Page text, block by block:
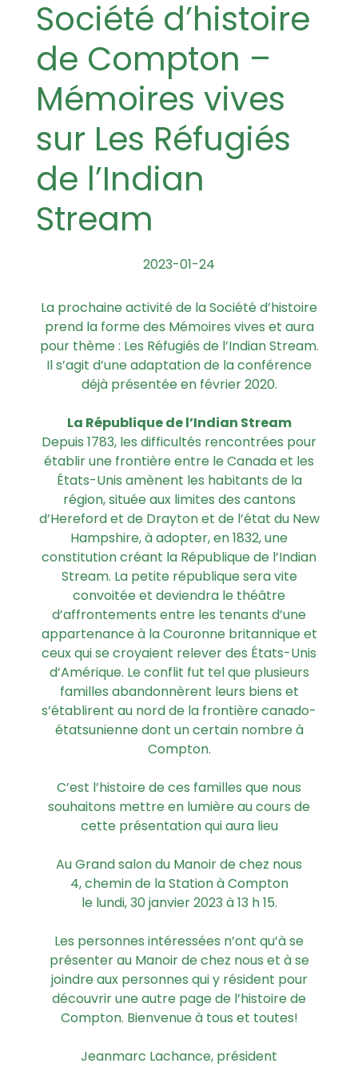
Société d’histoire
de Compton –
Mémoires vives
sur Les Réfugiés
de l’Indian
Stream
2023-01-24
La prochaine activité de la Société d’histoire
prend la forme des Mémoires vives et aura
pour thème : Les Réfugiés de l’Indian Stream.
Il s’agit d’une adaptation de la conférence
déjà présentée en février 2020.
La République de l’Indian Stream
Depuis 1783, les difficultés rencontrées pour
établir une frontière entre le Canada et les
États-Unis amènent les habitants de la
région, située aux limites des cantons
d’Hereford et de Drayton et de l’état du New
Hampshire, à adopter, en 1832, une
constitution créant la République de l’Indian
Stream. La petite république sera vite
convoitée et deviendra le théâtre
d’affrontements entre les tenants d’une
appartenance à la Couronne britannique et
ceux qui se croyaient relever des États-Unis
d’Amérique. Le conflit fut tel que plusieurs
familles abandonnèrent leurs biens et
s’établirent au nord de la frontière canado-
étatsunienne dont un certain nombre à
Compton.
C’est l’histoire de ces familles que nous
souhaitons mettre en lumière au cours de
cette présentation qui aura lieu
Au Grand salon du Manoir de chez nous
4, chemin de la Station à Compton
le lundi, 30 janvier 2023 à 13 h 15.
Les personnes intéressées n’ont qu’à se
présenter au Manoir de chez nous et à se
joindre aux personnes qui y résident pour
découvrir une autre page de l’histoire de
Compton. Bienvenue à tous et toutes!
Jeanmarc Lachance, président